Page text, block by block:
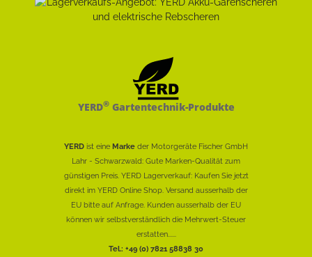
YERD®Gartentechnik-Produkte
YERD ist eine Marke der Motorgeräte Fischer GmbH
Lahr - Schwarzwald: Gute Marken-Qualität zum
günstigen Preis. YERD Lagerverkauf: Kaufen Sie jetzt
direkt im YERD Online Shop. Versand ausserhalb der
EU bitte auf Anfrage. Kunden ausserhalb der EU
können wir selbstverständlich die Mehrwert-Steuer
erstatten......
Tel.: +49 (0) 7821 58838 30